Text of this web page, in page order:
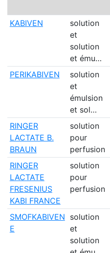
KABIVEN
solution
et
solution
et ému…
PERIKABIVEN
solution
et
émulsion
et sol…
RINGER
LACTATE B.
BRAUN
solution
pour
perfusion
RINGER
LACTATE
FRESENIUS
KABI FRANCE
solution
pour
perfusion
SMOFKABIVEN
E
solution
et
solution